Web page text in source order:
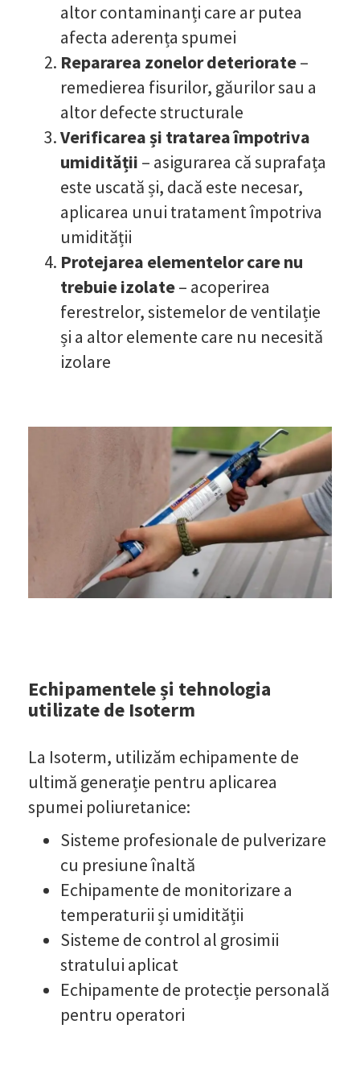
altor contaminanți care ar putea
afecta aderența spumei
Repararea zonelor deteriorate–
remedierea fisurilor, găurilor sau a
altor defecte structurale
Verificarea și tratarea împotriva
umidității – asigurarea că suprafața
este uscată și, dacă este necesar,
aplicarea unui tratament împotriva
umidității
Protejarea elementelor care nu
trebuie izolate– acoperirea
ferestrelor, sistemelor de ventilație
și a altor elemente care nu necesită
izolare
Echipamentele și tehnologia
utilizate de Isoterm
La Isoterm, utilizăm echipamente de
ultimă generație pentru aplicarea
spumei poliuretanice:
Sisteme profesionale de pulverizare
cu presiune înaltă
Echipamente de monitorizare a
temperaturii și umidității
Sisteme de control al grosimii
stratului aplicat
Echipamente de protecție personală
pentru operatori